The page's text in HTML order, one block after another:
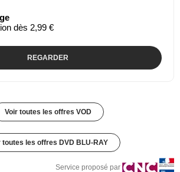
dès 2,99 €
REGARDER
Voir toutes les offres VOD
toutes les offres DVD BLU-RAY
Service proposé par